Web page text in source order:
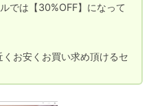
では【30%OFF】になって
お安くお買い求め頂けるセ